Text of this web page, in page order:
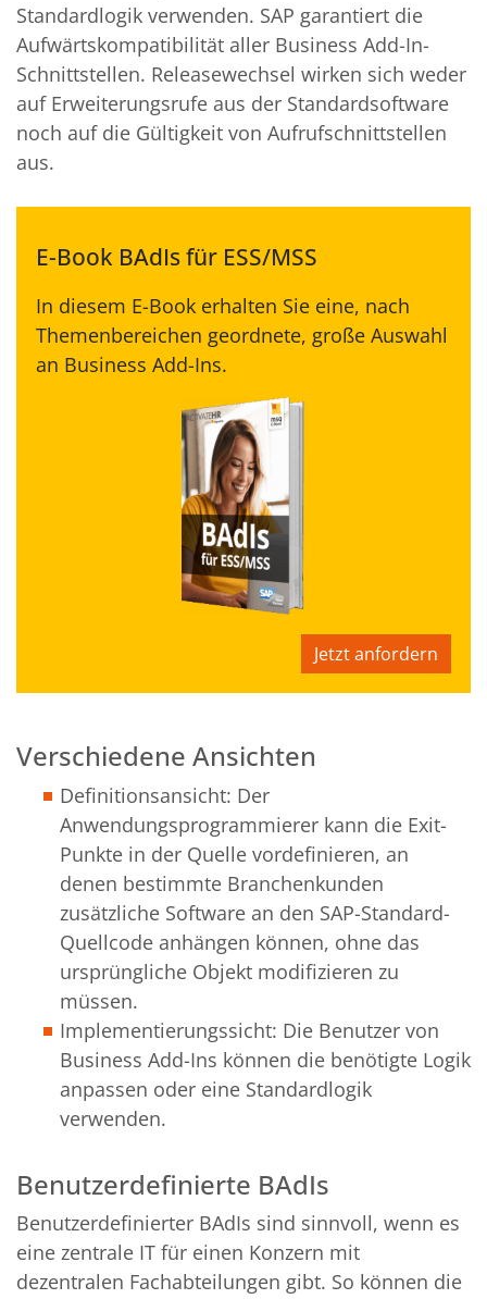
Standardlogik verwenden. SAP garantiert die
Aufwärtskompatibilität aller Business Add-In-
Schnittstellen. Releasewechsel wirken sich weder
auf Erweiterungsrufe aus der Standardsoftware
noch auf die Gültigkeit von Aufrufschnittstellen
aus.
E-Book BAdIs für ESS/MSS
In diesem E-Book erhalten Sie eine, nach
Themenbereichen geordnete, große Auswahl
an Business Add-Ins.
Jetzt anfordern
Verschiedene Ansichten
Definitionsansicht: Der
Anwendungsprogrammierer kann die Exit-
Punkte in der Quelle vordefinieren, an
denen bestimmte Branchenkunden
zusätzliche Software an den SAP-Standard-
Quellcode anhängen können, ohne das
ursprüngliche Objekt modifizieren zu
müssen.
Implementierungssicht: Die Benutzer von
Business Add-Ins können die benötigte Logik
anpassen oder eine Standardlogik
verwenden.
Benutzerdefinierte BAdIs
Benutzerdefinierter BAdIs sind sinnvoll, wenn es
eine zentrale IT für einen Konzern mit
dezentralen Fachabteilungen gibt. So können die